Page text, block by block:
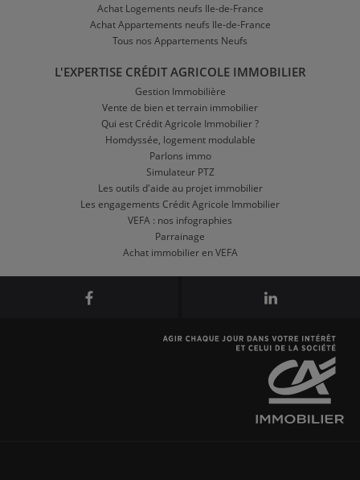
Achat Logements neufs Ile-de-France
Achat Appartements neufs Ile-de-France
Tous nos Appartements Neufs
L'EXPERTISE CRÉDIT AGRICOLE IMMOBILIER
Gestion Immobilière
Vente de bien et terrain immobilier
Qui est Crédit Agricole Immobilier ?
Homdyssée, logement modulable
Parlons immo
Simulateur PTZ
Les outils d'aide au projet immobilier
Les engagements Crédit Agricole Immobilier
VEFA : nos infographies
Parrainage
Achat immobilier en VEFA